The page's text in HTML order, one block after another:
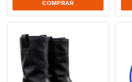
COMPRAR